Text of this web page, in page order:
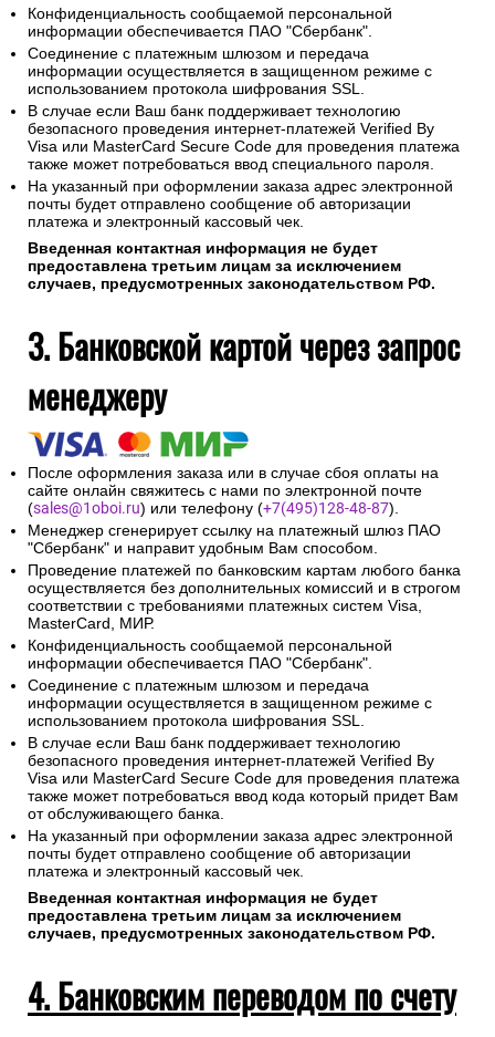
Конфиденциальность сообщаемой персональной
информации обеспечивается ПАО "Сбербанк".
Соединение с платежным шлюзом и передача
информации осуществляется в защищенном режиме с
использованием протокола шифрования SSL.
В случае если Ваш банк поддерживает технологию
безопасного проведения интернет-платежей Verified By
Visa или MasterCard Secure Code для проведения платежа
также может потребоваться ввод специального пароля.
На указанный при оформлении заказа адрес электронной
почты будет отправлено сообщение об авторизации
платежа и электронный кассовый чек.
Введенная контактная информация не будет
предоставлена третьим лицам за исключением
случаев, предусмотренных законодательством РФ.
3. Банковской картой через запрос
менеджеру
После оформления заказа или в случае сбоя оплаты на
сайте онлайн свяжитесь с нами по электронной почте
(sales@1oboi.ru) или телефону (+7(495)128-48-87).
Менеджер сгенерирует ссылку на платежный шлюз ПАО
"Сбербанк" и направит удобным Вам способом.
Проведение платежей по банковским картам любого банка
осуществляется без дополнительных комиссий и в строгом
соответствии с требованиями платежных систем Visa,
MasterCard, МИР.
Конфиденциальность сообщаемой персональной
информации обеспечивается ПАО "Сбербанк".
Соединение с платежным шлюзом и передача
информации осуществляется в защищенном режиме с
использованием протокола шифрования SSL.
В случае если Ваш банк поддерживает технологию
безопасного проведения интернет-платежей Verified By
Visa или MasterCard Secure Code для проведения платежа
также может потребоваться ввод кода который придет Вам
от обслуживающего банка.
На указанный при оформлении заказа адрес электронной
почты будет отправлено сообщение об авторизации
платежа и электронный кассовый чек.
Введенная контактная информация не будет
предоставлена третьим лицам за исключением
случаев, предусмотренных законодательством РФ.
4. Банковским переводом по счету